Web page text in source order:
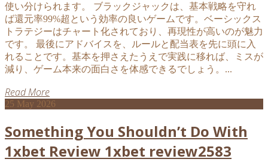
使い分けられます。 ブラックジャックは、基本戦略を守れ
ば還元率99%超という効率の良いゲームです。ベーシックス
トラテジーはチャート化されており、再現性が高いのが魅力
です。 最後にアドバイスを、ルールと配当表を先に頭に入
れることです。基本を押さえたうえで実践に移れば、ミスが
減り、ゲーム本来の面白さを体感できるでしょう。...
Read More
25 May 2026
Something You Shouldn’t Do With
1xbet Review 1xbet review2583